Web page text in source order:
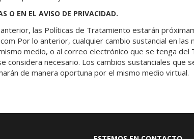
O EN EL AVISO DE PRIVACIDAD.
las Políticas de Tratamiento estarán
Por lo anterior, cualquier cambio sustancial en las
medio, o al correo electrónico que se tenga del
considera necesario. Los cambios sustanciales que
de manera oportuna por el mismo medio virtual.